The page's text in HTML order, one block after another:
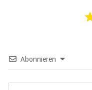
Abonnieren